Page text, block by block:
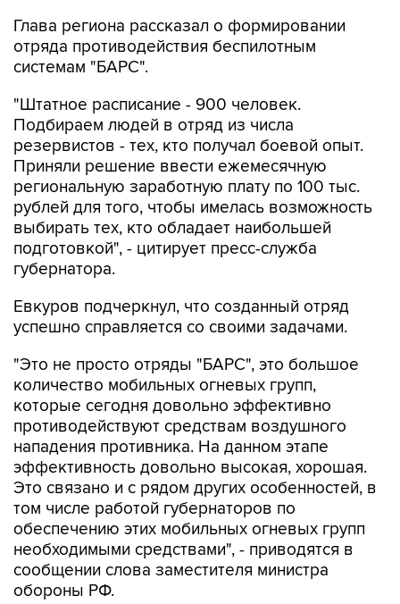
Глава региона рассказал о формировании
отряда противодействия беспилотным
системам "БАРС".
"Штатное расписание - 900 человек.
Подбираем людей в отряд из числа
резервистов - тех, кто получал боевой опыт.
Приняли решение ввести ежемесячную
региональную заработную плату по 100 тыс.
рублей для того, чтобы имелась возможность
выбирать тех, кто обладает наибольшей
подготовкой", - цитирует пресс-служба
губернатора.
Евкуров подчеркнул, что созданный отряд
успешно справляется со своими задачами.
"Это не просто отряды "БАРС", это большое
количество мобильных огневых групп,
которые сегодня довольно эффективно
противодействуют средствам воздушного
нападения противника. На данном этапе
эффективность довольно высокая, хорошая.
Это связано и с рядом других особенностей, в
том числе работой губернаторов по
обеспечению этих мобильных огневых групп
необходимыми средствами", - приводятся в
сообщении слова заместителя министра
обороны РФ.